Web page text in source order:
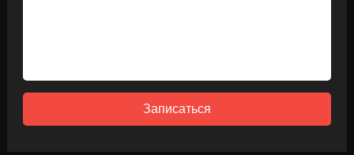
Записаться